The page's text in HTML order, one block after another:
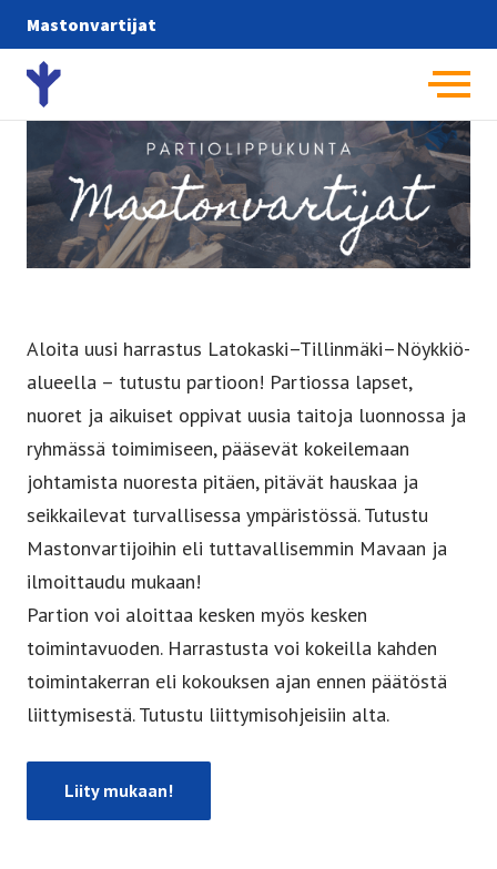
Mastonvartijat
Etusivulle -
Aloita uusi harrastus Latokaski–Tillinmäki–Nöykkiö-
alueella – tutustu partioon! Partiossa lapset,
nuoret ja aikuiset oppivat uusia taitoja luonnossa ja
ryhmässä toimimiseen, pääsevät kokeilemaan
johtamista nuoresta pitäen, pitävät hauskaa ja
seikkailevat turvallisessa ympäristössä. Tutustu
Mastonvartijoihin eli tuttavallisemmin Mavaan ja
ilmoittaudu mukaan!
Partion voi aloittaa kesken myös kesken
toimintavuoden. Harrastusta voi kokeilla kahden
toimintakerran eli kokouksen ajan ennen päätöstä
liittymisestä. Tutustu liittymisohjeisiin alta.
Liity mukaan!